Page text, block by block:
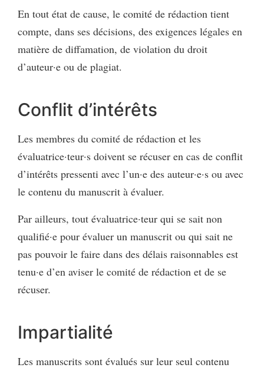
En tout état de cause, le comité de rédaction tient
compte, dans ses décisions, des exigences légales en
matière de diffamation, de violation du droit
d’auteur·e ou de plagiat.
Conflit d’intérêts
Les membres du comité de rédaction et les
évaluatrice·teur·s doivent se récuser en cas de conflit
d’intérêts pressenti avec l’un·e des auteur·e·s ou avec
le contenu du manuscrit à évaluer.
Par ailleurs, tout évaluatrice·teur qui se sait non
qualifié·e pour évaluer un manuscrit ou qui sait ne
pas pouvoir le faire dans des délais raisonnables est
tenu·e d’en aviser le comité de rédaction et de se
récuser.
Impartialité
Les manuscrits sont évalués sur leur seul contenu